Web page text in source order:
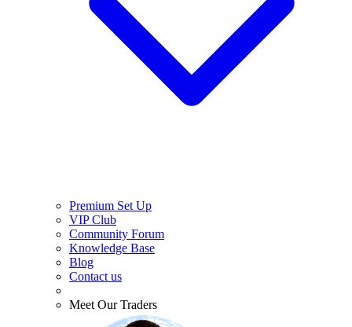
Premium Set Up
VIP Club
Community Forum
Knowledge Base
Blog
Contact us
Meet Our Traders